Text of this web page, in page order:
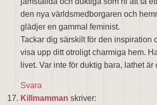
den nya världsmedborgaren och
glädjer en gammal feminist.
Tackar dig särskilt för den inspiration
visa upp ditt otroligt charmiga hem.
livet. Var inte för duktig bara, lathet
Svara
Killmamman skriver: